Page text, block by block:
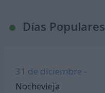
Días Populares
31 de diciembre -
Nochevieja